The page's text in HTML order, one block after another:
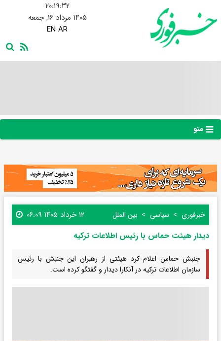
۲۰:۱۹:۳۳
۱۴۰۵ مرداد ۱۶, جمعه
EN AR
منو
خبرفوری سیاسی بین الملل ۱۲ خرداد ۱۴۰۵ ۰۶:۰۹
دیدار هیئت حماس با رئیس اطلاعات ترکیه
جنبش حماس اعلام کرد هیئتی از رهبران این جنبش با رئیس
سازمان اطلاعات ترکیه در آنکارا دیدار و گفتگو کرده است.